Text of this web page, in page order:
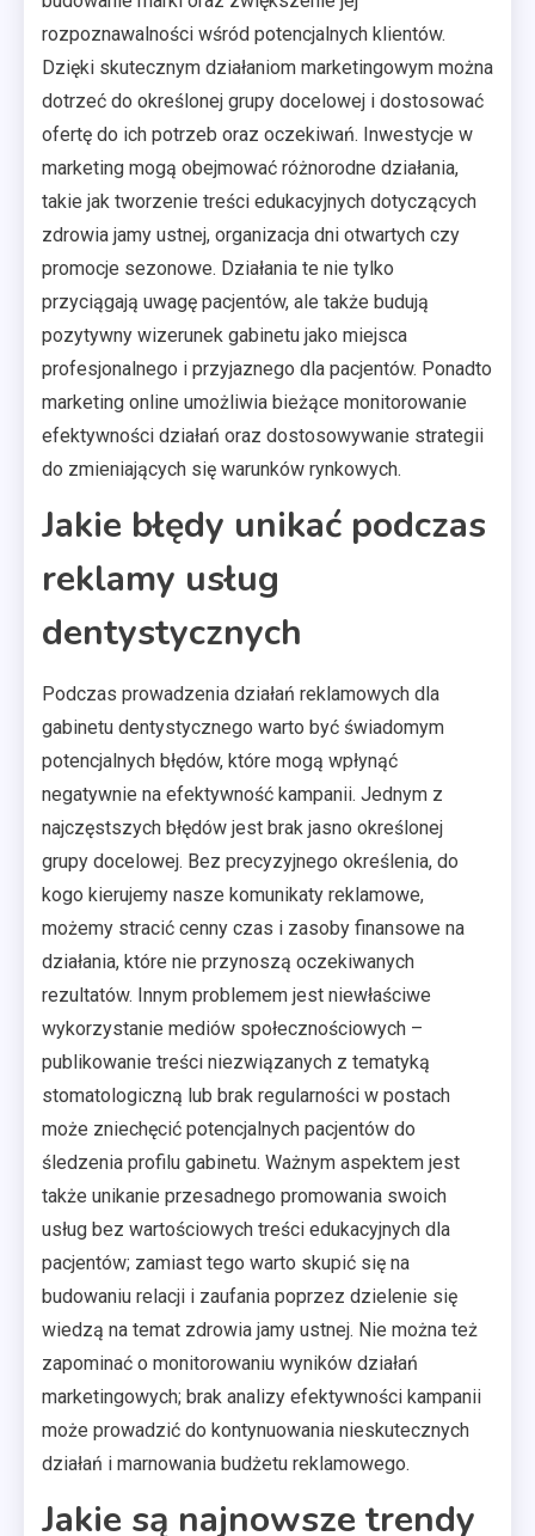
rozpoznawalności wśród potencjalnych klientów.
Dzięki skutecznym działaniom marketingowym można
dotrzeć do określonej grupy docelowej i dostosować
ofertę do ich potrzeb oraz oczekiwań. Inwestycje w
marketing mogą obejmować różnorodne działania,
takie jak tworzenie treści edukacyjnych dotyczących
zdrowia jamy ustnej, organizacja dni otwartych czy
promocje sezonowe. Działania te nie tylko
przyciągają uwagę pacjentów, ale także budują
pozytywny wizerunek gabinetu jako miejsca
profesjonalnego i przyjaznego dla pacjentów. Ponadto
marketing online umożliwia bieżące monitorowanie
efektywności działań oraz dostosowywanie strategii
do zmieniających się warunków rynkowych.
Jakie błędy unikać podczas
reklamy usług
dentystycznych
Podczas prowadzenia działań reklamowych dla
gabinetu dentystycznego warto być świadomym
potencjalnych błędów, które mogą wpłynąć
negatywnie na efektywność kampanii. Jednym z
najczęstszych błędów jest brak jasno określonej
grupy docelowej. Bez precyzyjnego określenia, do
kogo kierujemy nasze komunikaty reklamowe,
możemy stracić cenny czas i zasoby finansowe na
działania, które nie przynoszą oczekiwanych
rezultatów. Innym problemem jest niewłaściwe
wykorzystanie mediów społecznościowych –
publikowanie treści niezwiązanych z tematyką
stomatologiczną lub brak regularności w postach
może zniechęcić potencjalnych pacjentów do
śledzenia profilu gabinetu. Ważnym aspektem jest
także unikanie przesadnego promowania swoich
usług bez wartościowych treści edukacyjnych dla
pacjentów; zamiast tego warto skupić się na
budowaniu relacji i zaufania poprzez dzielenie się
wiedzą na temat zdrowia jamy ustnej. Nie można też
zapominać o monitorowaniu wyników działań
marketingowych; brak analizy efektywności kampanii
może prowadzić do kontynuowania nieskutecznych
działań i marnowania budżetu reklamowego.
Jakie są najnowsze trendy